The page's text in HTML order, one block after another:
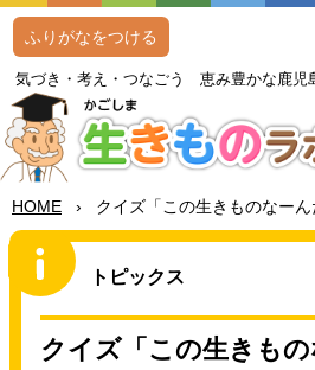
気づき・考え・つなごう恵み豊かな鹿児
ふりがなをつける
HOME › クイズ「この生きものなー
トピックス
クイズ「この生きもの